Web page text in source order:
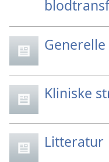
Kliniske
Litteratur